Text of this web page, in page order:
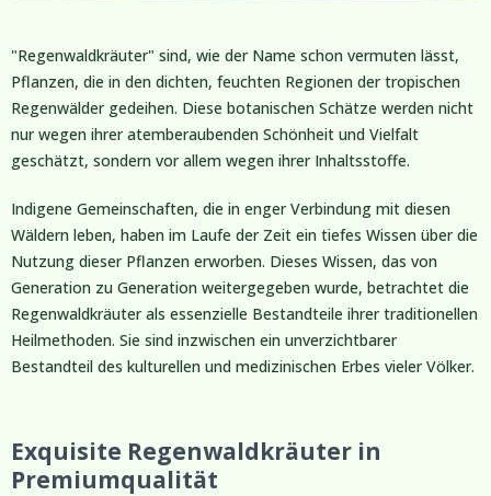
"Regenwaldkräuter" sind, wie der Name schon vermuten lässt,
Pflanzen, die in den dichten, feuchten Regionen der tropischen
Regenwälder gedeihen. Diese botanischen Schätze werden nicht
nur wegen ihrer atemberaubenden Schönheit und Vielfalt
geschätzt, sondern vor allem wegen ihrer Inhaltsstoffe.
Indigene Gemeinschaften, die in enger Verbindung mit diesen
Wäldern leben, haben im Laufe der Zeit ein tiefes Wissen über die
Nutzung dieser Pflanzen erworben. Dieses Wissen, das von
Generation zu Generation weitergegeben wurde, betrachtet die
Regenwaldkräuter als essenzielle Bestandteile ihrer traditionellen
Heilmethoden. Sie sind inzwischen ein unverzichtbarer
Bestandteil des kulturellen und medizinischen Erbes vieler Völker.
Exquisite Regenwaldkräuter in
Premiumqualität